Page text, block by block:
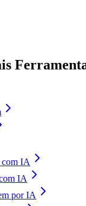
com IA
IA
por IA